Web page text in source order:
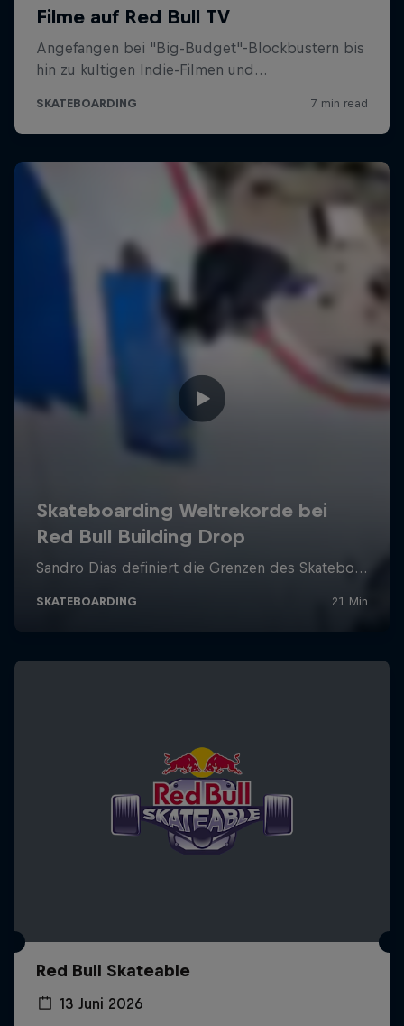
Red Bull Skateable
13 Juni 2026